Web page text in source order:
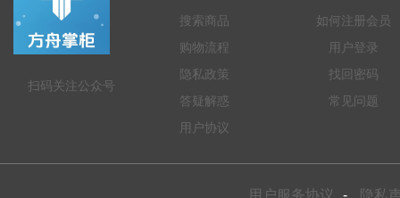
扫码关注公众号
搜索商品
购物流程
隐私政策
答疑解惑
用户协议
如何注册会员
用户登录
找回密码
常见问题
用户服务协议 -
隐私